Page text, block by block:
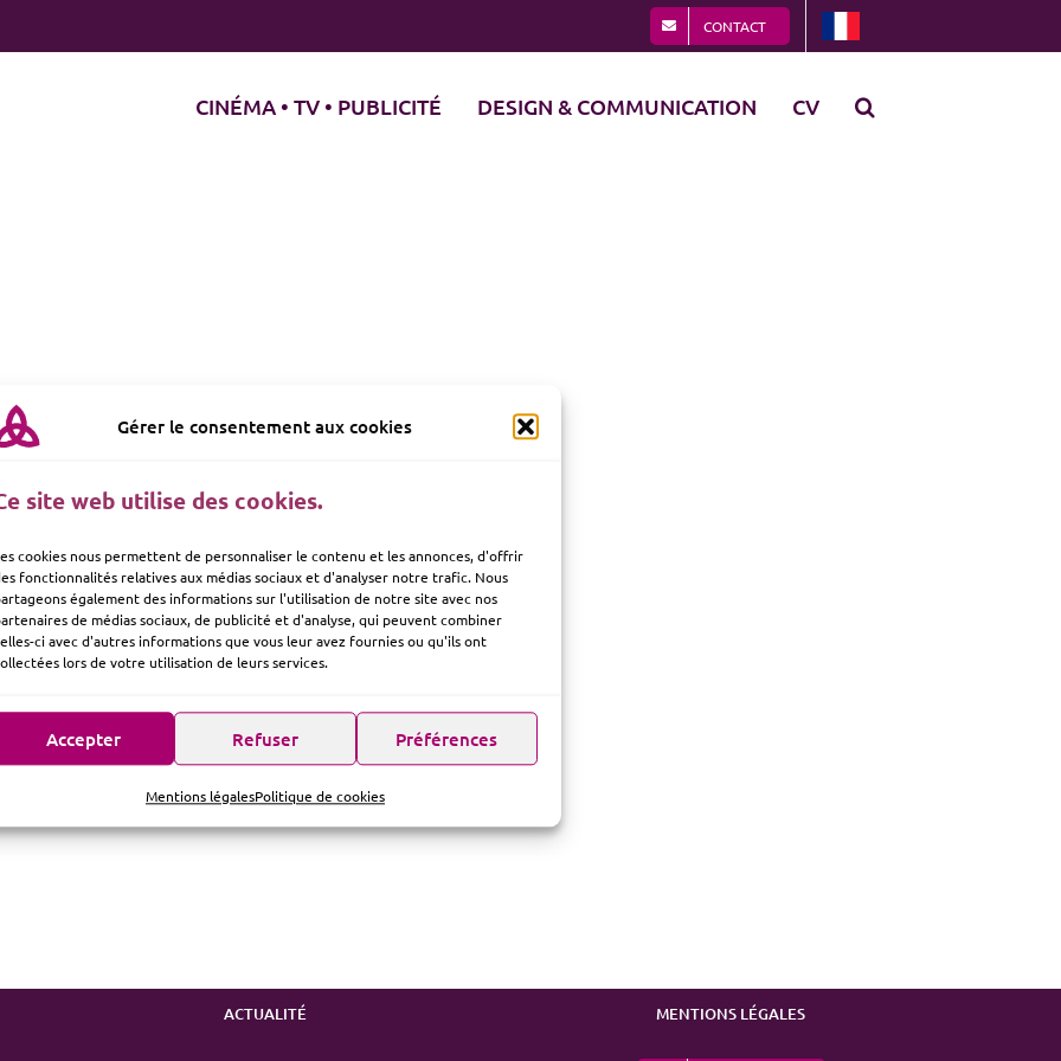
Gérer le consentement aux cookies
site web utilise des cookies.
cookies nous permettent de personnaliser le contenu et les annonces, d'offrir
fonctionnalités relatives aux médias sociaux et d'analyser notre trafic. Nous
également des informations sur l'utilisation de notre site avec nos
de médias sociaux, de publicité et d'analyse, qui peuvent combiner
ci avec d'autres informations que vous leur avez fournies ou qu'ils ont
lors de votre utilisation de leurs services.
Accepter Refuser Préférences
Mentions légalesPolitique de cookies
CONTACT
CINÉMA • TV • PUBLICITÉ DESIGN & COMMUNICATION CV
ACTUALITÉ MENTIONS LÉGALES